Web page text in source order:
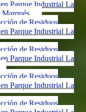
Parque Industrial La
de Residuos
Parque Industrial La
de Residuos
Parque Industrial La
de Residuos
Parque Industrial La
de Residuos